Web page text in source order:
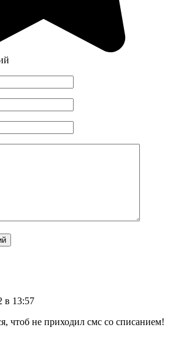
в 13:57
чтоб не приходил смс со списанием!